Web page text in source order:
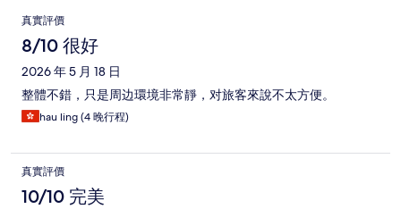
評
價
真實評價
8/10 很好
2026 年 5 月 18 日
整體不錯，只是周边環境非常靜，对旅客來說不太方便。
hau ling (4 晚行程)
真實評價
10/10 完美